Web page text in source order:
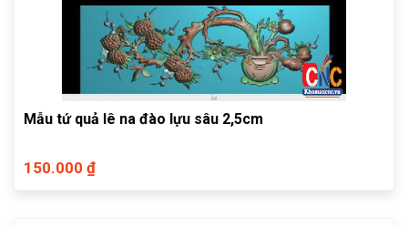
Mẫu tứ quả lê na đào lựu sâu 2,5cm
150.000 ₫